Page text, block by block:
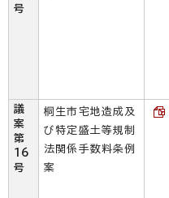
号
議
案
第
16
号
桐生市宅地造成及
び特定盛土等規制
法関係手数料条例
案